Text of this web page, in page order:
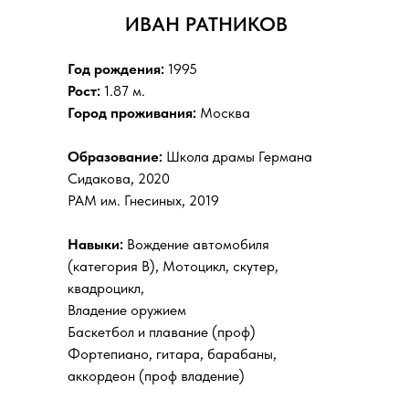
Год рождения: 1995
Рост: 1.87 м.
Город проживания: Москва
Образование: Школа драмы Германа
Сидакова, 2020
РАМ им. Гнесиных, 2019
Навыки: Вождение автомобиля
(категория B), Мотоцикл, скутер,
квадроцикл,
Владение оружием
Баскетбол и плавание (проф)
Фортепиано, гитара, барабаны,
аккордеон (проф владение)
ИВАН РАТНИКОВ